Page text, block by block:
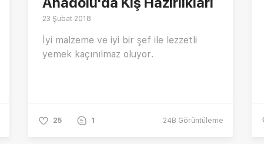
23 Şubat 2018
İyi malzeme ve iyi bir şef ile lezzetli
yemek kaçınılmaz oluyor.
25 1 24B Görüntüleme